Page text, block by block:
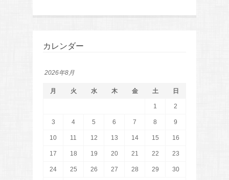
カレンダー
2026年8月
月 火 水 木 金 土 日
1 2
3 4 5 6 7 8 9
10 11 12 13 14 15 16
17 18 19 20 21 22 23
24 25 26 27 28 29 30